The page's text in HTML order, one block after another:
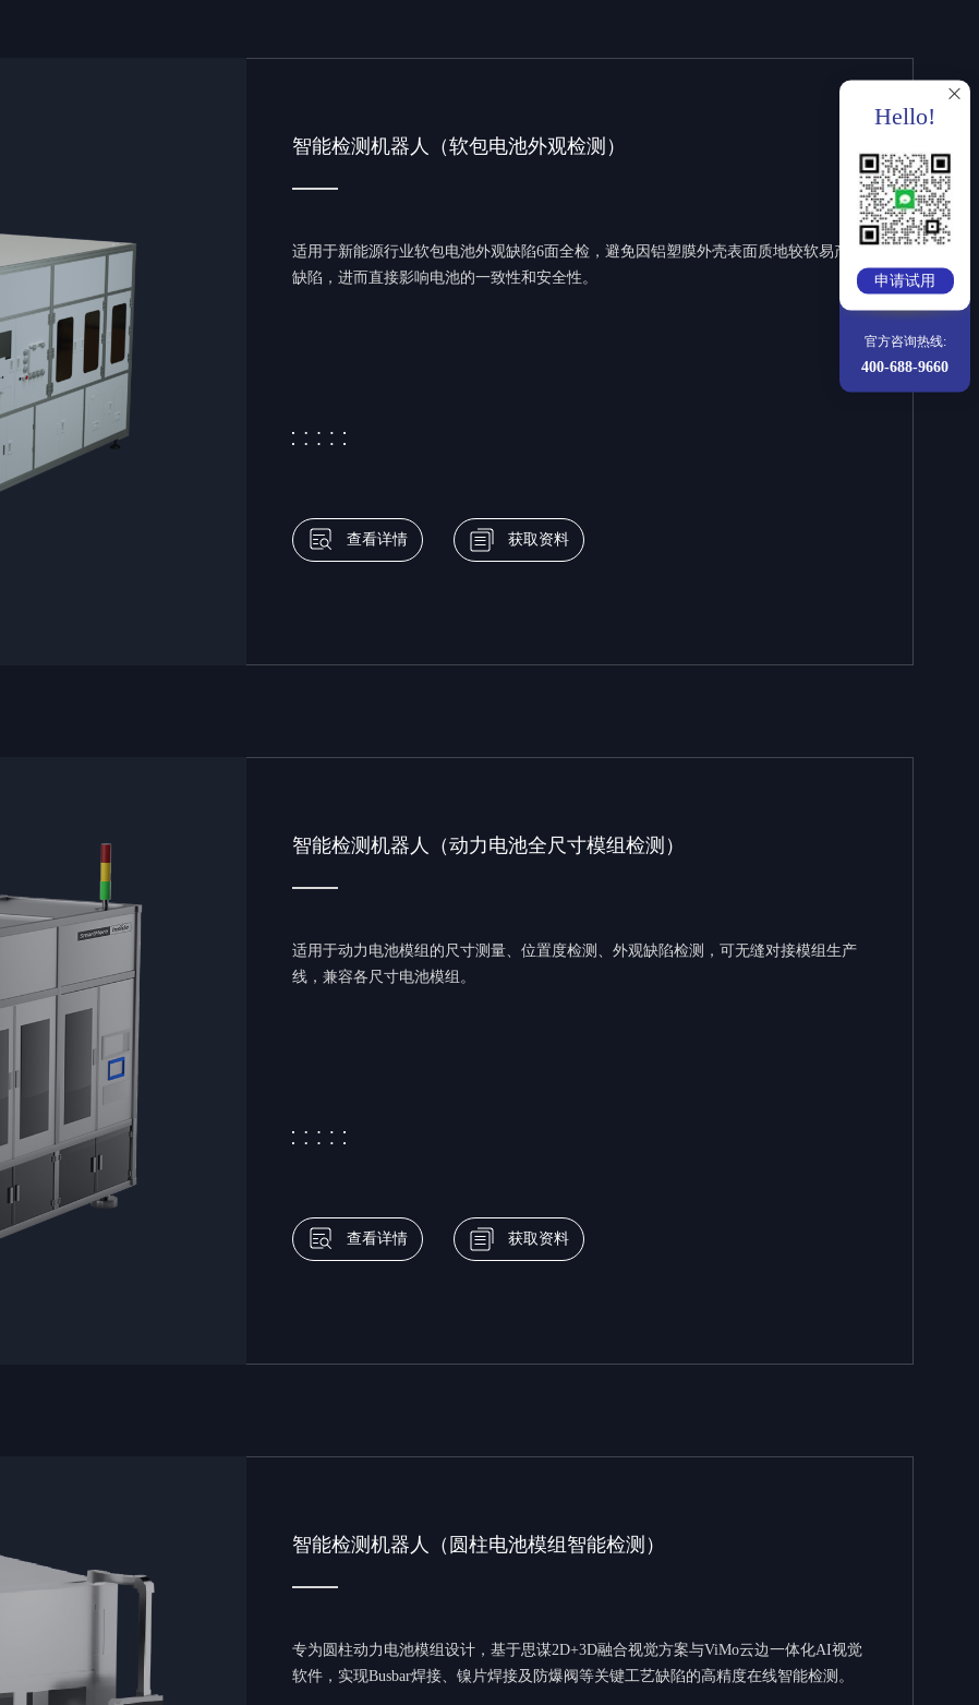
Hello!
申请试用
官方咨询热线:
400-688-9660
智能检测机器人（软包电池外观检测）
适用于新能源行业软包电池外观缺陷6面全检，避免因铝塑膜外壳表⾯质地较软易产生
缺陷，进而直接影响电池的⼀致性和安全性。
查看详情 获取资料
智能检测机器人（动力电池全尺寸模组检测）
适用于动力电池模组的尺寸测量、位置度检测、外观缺陷检测，可无缝对接模组生产
线，兼容各尺寸电池模组。
查看详情 获取资料
智能检测机器人（圆柱电池模组智能检测）
专为圆柱动力电池模组设计，基于思谋2D+3D融合视觉方案与ViMo云边一体化AI视觉
软件，实现Busbar焊接、镍片焊接及防爆阀等关键工艺缺陷的高精度在线智能检测。